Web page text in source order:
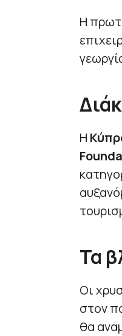
Η
Η
Τα
Οι
στον
θα